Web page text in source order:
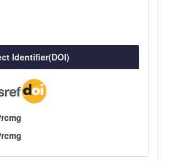
Identifier(DOI)